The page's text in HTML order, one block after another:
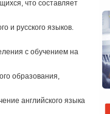
что составляет
и русского языков.
с обучением на
образования,
английского языка